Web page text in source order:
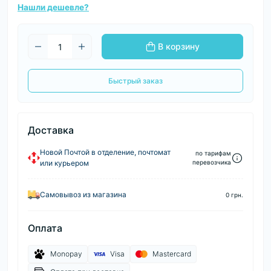
Нашли дешевле?
В корзину
Быстрый заказ
Доставка
Новой Почтой в отделение, почтомат
или курьером
по тарифам
перевозчика
Самовывоз из магазина 0 грн.
Оплата
Monopay Visa
Mastercard